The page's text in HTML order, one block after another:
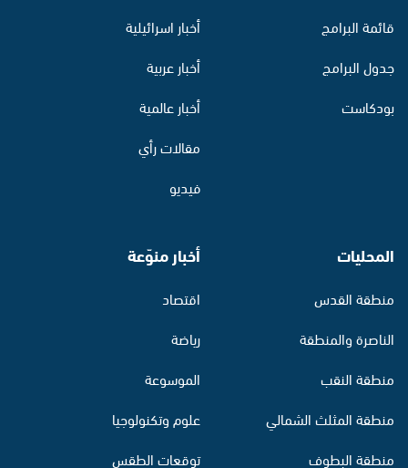
قائمة البرامج
جدول البرامج
بودكاست
أخبار اسرائيلية
أخبار عربية
أخبار عالمية
مقالات رأي
فيديو
المحليات
منطقة القدس
الناصرة والمنطقة
منطقة النقب
منطقة المثلث الشمالي
منطقة البطوف
أخبار منوّعة
اقتصاد
رياضة
الموسوعة
علوم وتكنولوجيا
توقعات الطقس